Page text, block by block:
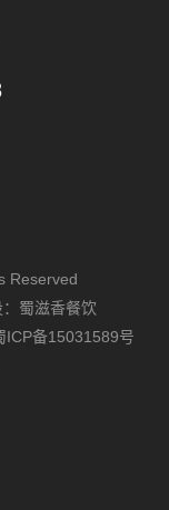
Reserved
：蜀滋香餐饮
ICP备15031589号